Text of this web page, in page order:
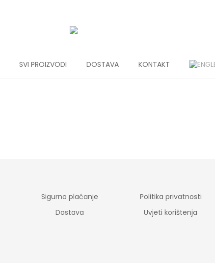
SVI PROIZVODI DOSTAVA KONTAKT
Sigurno plaćanje
Dostava
Politika privatnosti
Uvjeti korištenja